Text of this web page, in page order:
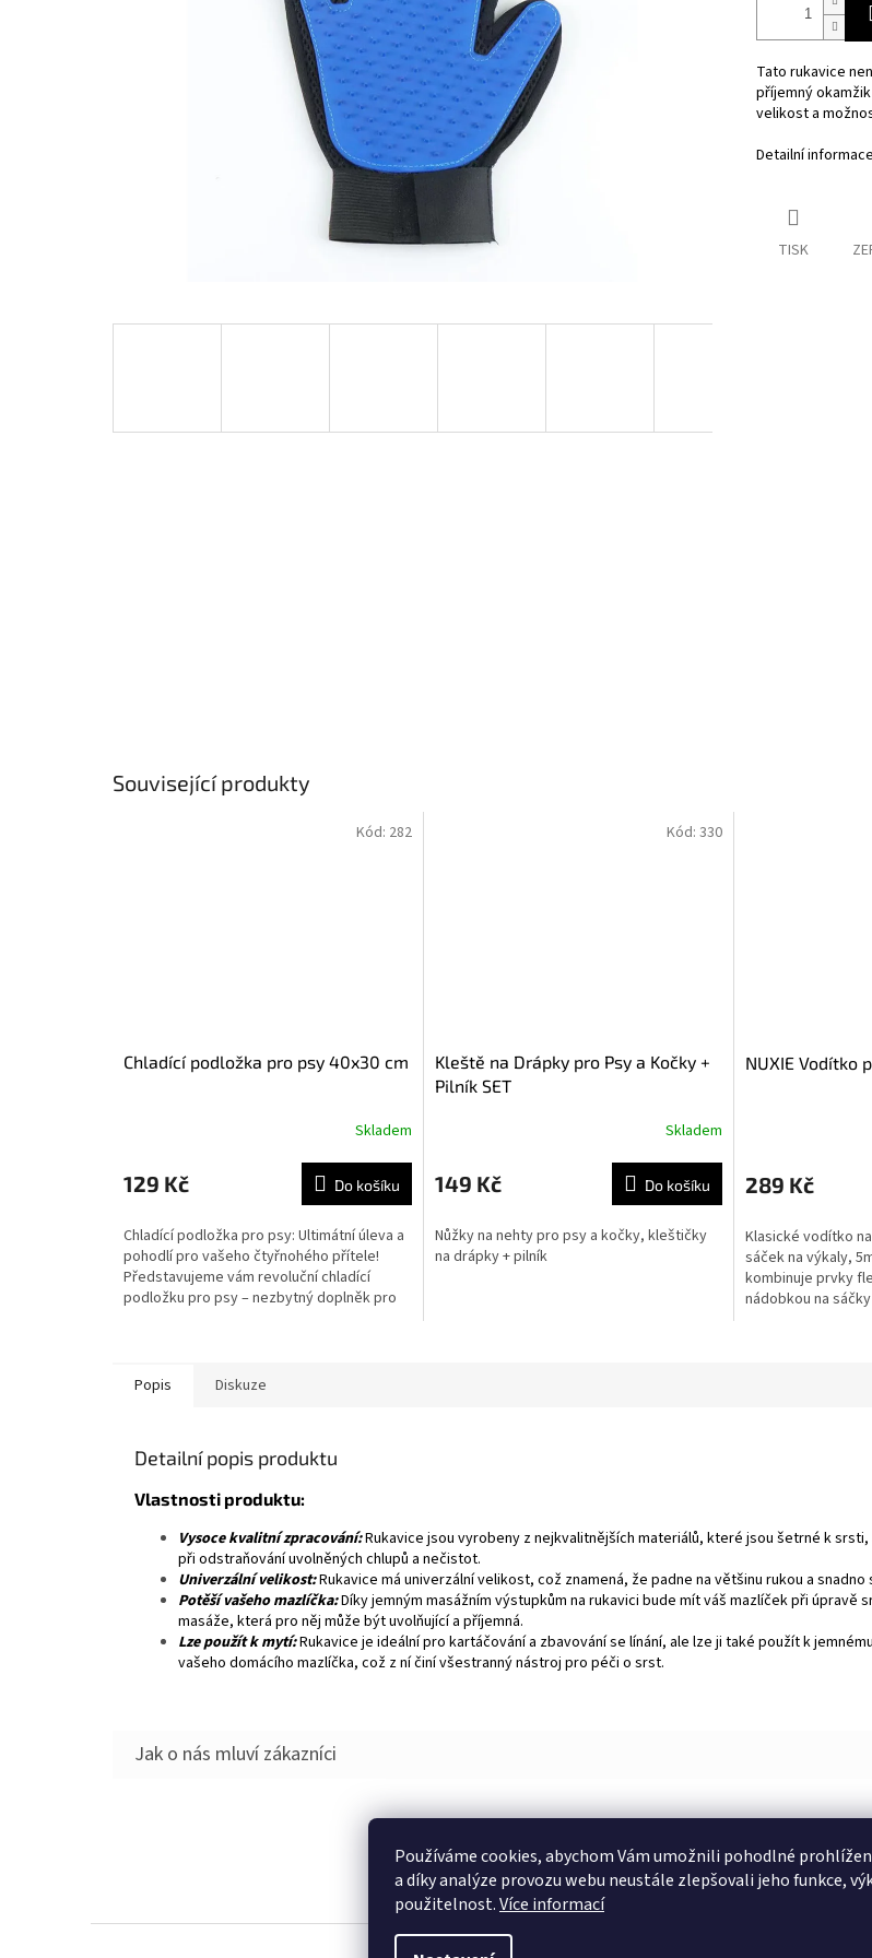
Používáme cookies, abychom Vám umožnili pohodlné
a díky analýze provozu webu neustále zlepšovali jeho funkce,
použitelnost.Více informací
Tato rukavice
příjemný
velikost a
Detailní informace
TISK
Související produkty
Chladící podložka pro psy 40x30 cm
Skladem
129 Kč Do košíku
Chladící podložka pro psy: Ultimátní úleva a
pohodlí pro vašeho čtyřnohého přítele!
Představujeme vám revoluční chladící
podložku pro psy – nezbytný doplněk pro
Kód: 282
Kleště na Drápky pro Psy a Kočky +
Pilník SET
Skladem
149 Kč Do košíku
Nůžky na nehty pro psy a kočky, kleštičky
na drápky + pilník
Kód: 330
NUXIE Vodítko
289 Kč
Klasické vodítko
sáček na výkaly,
kombinuje prvky
nádobkou na
Popis Diskuze
Detailní popis produktu
Vlastnosti produktu:
Vysoce kvalitní zpracování:Rukavice jsou vyrobeny z nejkvalitnějších materiálů, které jsou šetrné k srsti,
při odstraňování uvolněných chlupů a nečistot.
Univerzální velikost:Rukavice má univerzální velikost, což znamená, že padne na většinu rukou a snadno
Potěší vašeho mazlíčka:Díky jemným masážním výstupkům na rukavici bude mít váš mazlíček při úpravě
masáže, která pro něj může být uvolňující a příjemná.
Lze použít k mytí:Rukavice je ideální pro kartáčování a zbavování se línání, ale lze ji také použít k
vašeho domácího mazlíčka, což z ní činí všestranný nástroj pro péči o srst.